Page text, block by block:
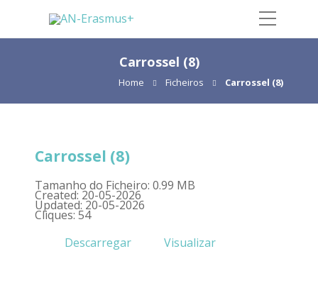
Carrossel (8)
Home Ficheiros Carrossel (8)
Carrossel (8)
Tamanho do Ficheiro: 0.99 MB
Created: 20-05-2026
Updated: 20-05-2026
Cliques: 54
Descarregar
Visualizar